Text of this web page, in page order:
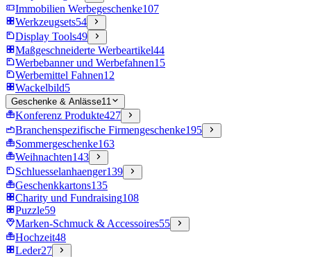
Immobilien Werbegeschenke107
Werkzeugsets54
Display Tools49
Maßgeschneiderte Werbeartikel44
Werbebanner und Werbefahnen15
Werbemittel Fahnen12
Wackelbild5
Geschenke & Anlässe11
Konferenz Produkte427
Branchenspezifische Firmengeschenke195
Sommergeschenke163
Weihnachten143
Schluesselanhaenger139
Geschenkkartons135
Charity und Fundraising108
Puzzle59
Marken-Schmuck & Accessoires55
Hochzeit48
Leder27